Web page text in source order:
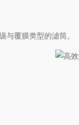
与覆膜类型的滤筒。